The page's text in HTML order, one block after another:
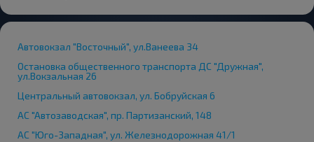
Автовокзал "Восточный", ул.Ванеева 34
Остановка общественного транспорта ДС "Дружная",
ул.Вокзальная 26
Центральный автовокзал, ул. Бобруйская 6
АС "Автозаводская", пр. Партизанский, 148
АС "Юго-Западная", ул. Железнодорожная 41/1